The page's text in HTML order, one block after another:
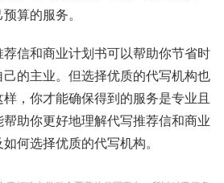
算的服务。
信和商业计划书可以帮助你节省时
的主业。但选择优质的代写机构也
，你才能确保得到的服务是专业且
助你更好地理解代写推荐信和商业
何选择优质的代写机构。